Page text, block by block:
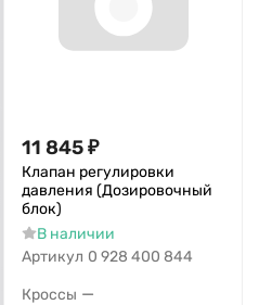
11 845₽
Клапан регулировки
давления (Дозировочный
блок)
В наличии
Артикул 0 928 400 844
Кроссы —